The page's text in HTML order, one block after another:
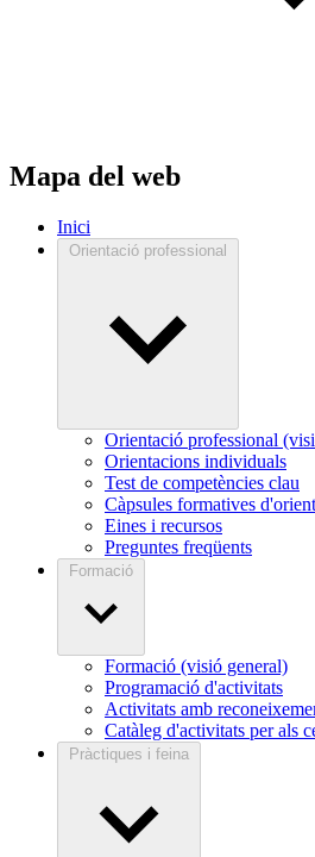
Mapa del web
Inici
Orientació professional
Orientació professional
Orientacions individuals
Test de competències clau
Càpsules formatives
Eines i recursos
Preguntes freqüents
Formació
Formació (visió general)
Programació d'activitats
Activitats amb
Catàleg d'activitats per als
Pràctiques i feina